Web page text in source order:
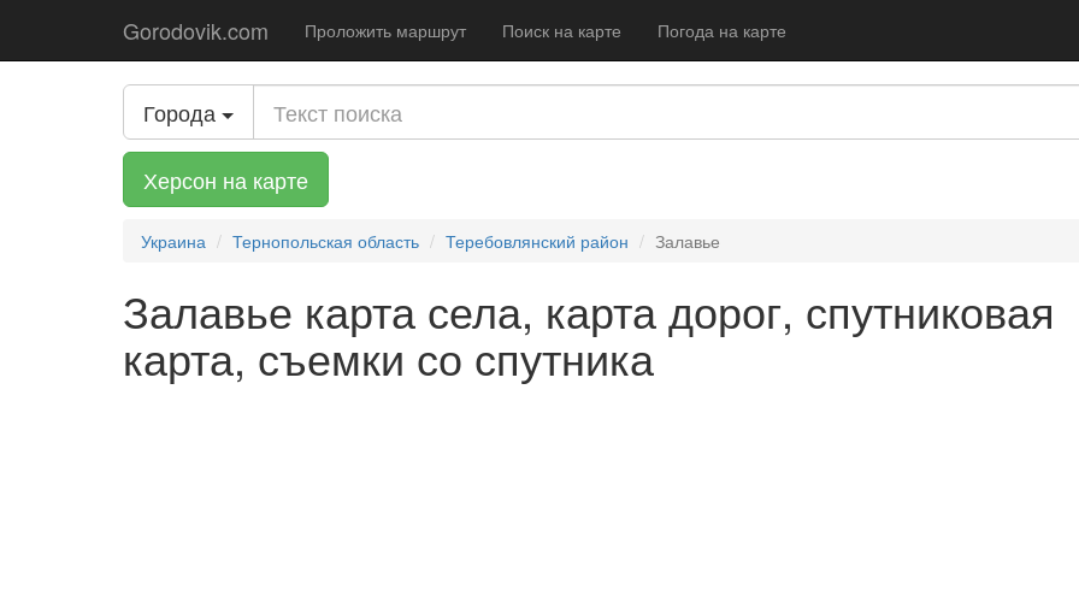
Gorodovik.com Проложить маршрут Поиск на карте Погода на карте
Города
Херсон на карте
Украина Тернопольская область Теребовлянский район Залавье
Залавье карта села, карта дорог, спутниковая
карта, съемки со спутника